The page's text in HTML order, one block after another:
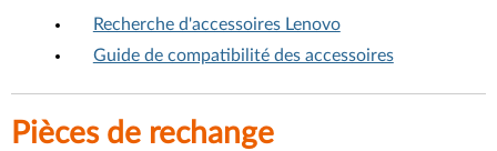
Recherche d'accessoires Lenovo
Guide de compatibilité des accessoires
Pièces de rechange